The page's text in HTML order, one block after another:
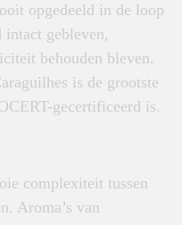
opgedeeld in de loop
intact gebleven,
behouden bleven.
is de grootste
gecertificeerd is.
complexiteit tussen
Aroma’s van